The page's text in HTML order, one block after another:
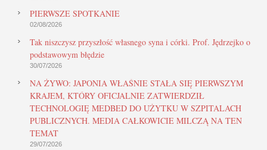
PIERWSZE SPOTKANIE
02/08/2026
Tak niszczysz przyszłość własnego syna i córki. Prof. Jędrzejko o
podstawowym błędzie
30/07/2026
NA ŻYWO: JAPONIA WŁAŚNIE STAŁA SIĘ PIERWSZYM
KRAJEM, KTÓRY OFICJALNIE ZATWIERDZIŁ
TECHNOLOGIĘ MEDBED DO UŻYTKU W SZPITALACH
PUBLICZNYCH. MEDIA CAŁKOWICIE MILCZĄ NA TEN
TEMAT
29/07/2026